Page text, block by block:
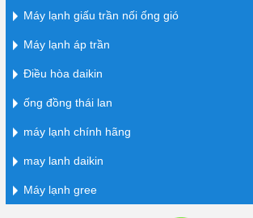
Máy lạnh giấu trần nối ống gió
Máy lạnh áp trần
Điều hòa daikin
ống đồng thái lan
máy lạnh chính hãng
may lanh daikin
Máy lạnh gree